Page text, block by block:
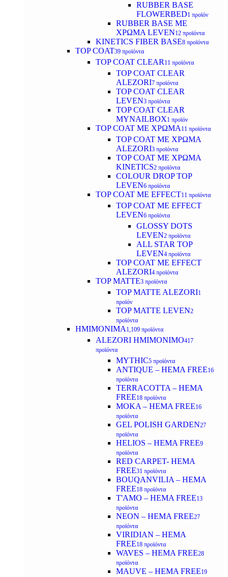
RUBBER BASE
FLOWERBED1 προϊόν
RUBBER BASE ΜΕ
ΧΡΩΜΑ LEVEN12 προϊόντα
KINETICS FIBER BASE8 προϊόντα
TOP COAT39 προϊόντα
TOP COAT CLEAR 11 προϊόντα
TOP COAT CLEAR
ALEZORI7 προϊόντα
TOP COAT CLEAR
LEVEN3 προϊόντα
TOP COAT CLEAR
MYNAILBOX1 προϊόν
TOP COAT ΜΕ ΧΡΩΜΑ 11 προϊόντα
TOP COAT ΜΕ ΧΡΩΜΑ
ALEZORI3 προϊόντα
TOP COAT ΜΕ ΧΡΩΜΑ
KINETICS2 προϊόντα
COLOUR DROP TOP
LEVEN6 προϊόντα
TOP COAT ΜΕ EFFECT11 προϊόντα
TOP COAT ME EFFECT
LEVEN6 προϊόντα
GLOSSY DOTS
LEVEN2 προϊόντα
ALL STAR TOP
LEVEN4 προϊόντα
TOP COAT ME EFFECT
ALEZORI4 προϊόντα
TOP MATTE3 προϊόντα
TOP MATTE ALEZORI1
προϊόν
TOP MATTE LEVEN2
προϊόντα
ΗΜΙΜΟΝΙΜΑ 1,109 προϊόντα
ALEZORI ΗΜΙΜΟΝΙΜΟ417
προϊόντα
MYTHIC5 προϊόντα
ANTIQUE – HEMA FREE16
προϊόντα
TERRACOTTA – HEMA
FREE18 προϊόντα
MOKA – HEMA FREE16
προϊόντα
GEL POLISH GARDEN27
προϊόντα
HELIOS – HEMA FREE9
προϊόντα
RED CARPET- HEMA
FREE31 προϊόντα
BOUQANVILIA – HEMA
FREE18 προϊόντα
T'AMO – HEMA FREE13
προϊόντα
NEON – HEMA FREE27
προϊόντα
VIRIDIAN – HEMA
FREE18 προϊόντα
WAVES – HEMA FREE28
προϊόντα
MAUVE – HEMA FREE19